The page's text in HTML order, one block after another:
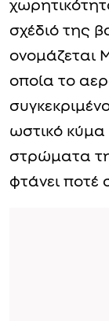
σχέδιό της
ονομάζεται
οποία το
ωστικό
στρώματα
φτάνει ποτέ